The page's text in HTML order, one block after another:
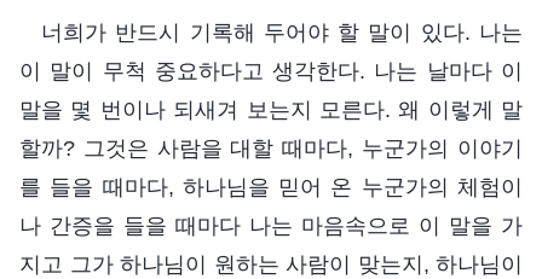
너희가 반드시 기록해 두어야 할 말이 있다. 나는
이 말이 무척 중요하다고 생각한다. 나는 날마다 이
말을 몇 번이나 되새겨 보는지 모른다. 왜 이렇게 말
할까? 그것은 사람을 대할 때마다, 누군가의 이야기
를 들을 때마다, 하나님을 믿어 온 누군가의 체험이
나 간증을 들을 때마다 나는 마음속으로 이 말을 가
지고 그가 하나님이 원하는 사람이 맞는지, 하나님이